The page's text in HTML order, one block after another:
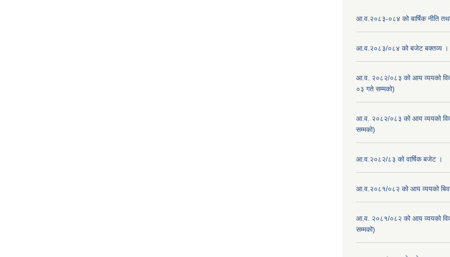
आ.व.२०८३-०८४ को बार्षिक नीति
आ.व.२०८३/०८४ को बजेट बक्तव्य ।
आ.व. २०८२/०८३ को आय व्ययको
०३ गते सम्मको)
आ.व. २०८२/०८३ को आय व्ययको
सम्मको)
आ.व.२०८२/८३ को वार्षिक बजेट ।
आ.व.२०८१/०८२ को आय व्ययको
आ.व. २०८१/०८२ को आय व्ययको
सम्मको)